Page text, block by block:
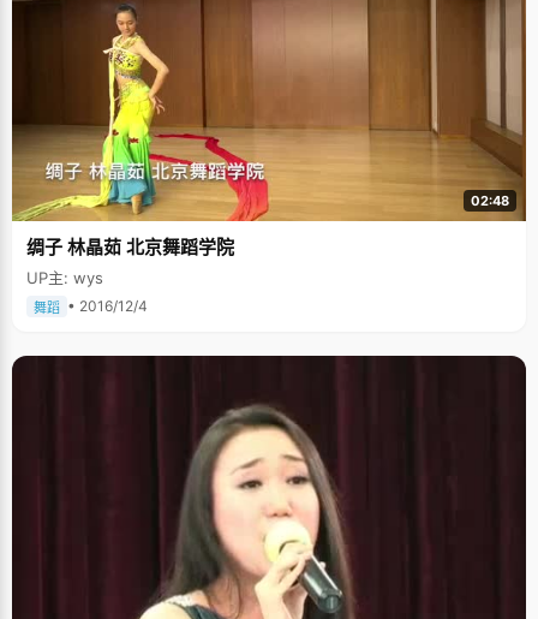
02:48
绸子 林晶茹 北京舞蹈学院
UP主: wys
舞蹈 • 2016/12/4